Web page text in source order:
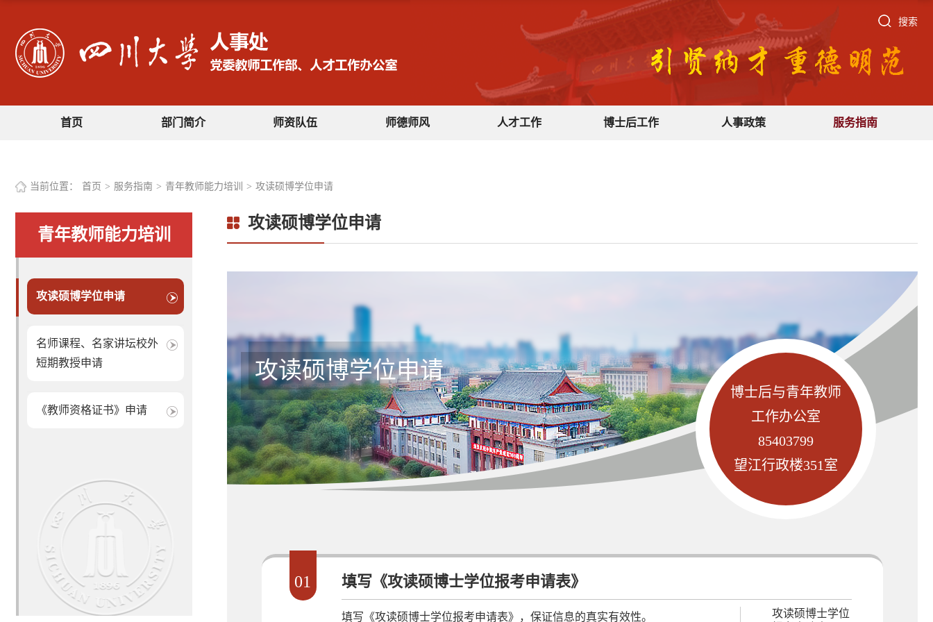
搜索
首页 部门简介 师资队伍 师德师风 人才工作 博士后工作 人事政策 服务指南
当前位置： 首页 > 服务指南 > 青年教师能力培训 > 攻读硕博学位申请
青年教师能力培训
攻读硕博学位申请
名师课程、名家讲坛校外
短期教授申请
《教师资格证书》申请
攻读硕博学位申请
攻读硕博学位申请
博士后与青年教师
工作办公室
85403799
望江行政楼351室
01 填写《攻读硕博士学位报考申请表》
攻读硕博士学位
填写《攻读硕博士学位报考申请表》，保证信息的真实有效性。